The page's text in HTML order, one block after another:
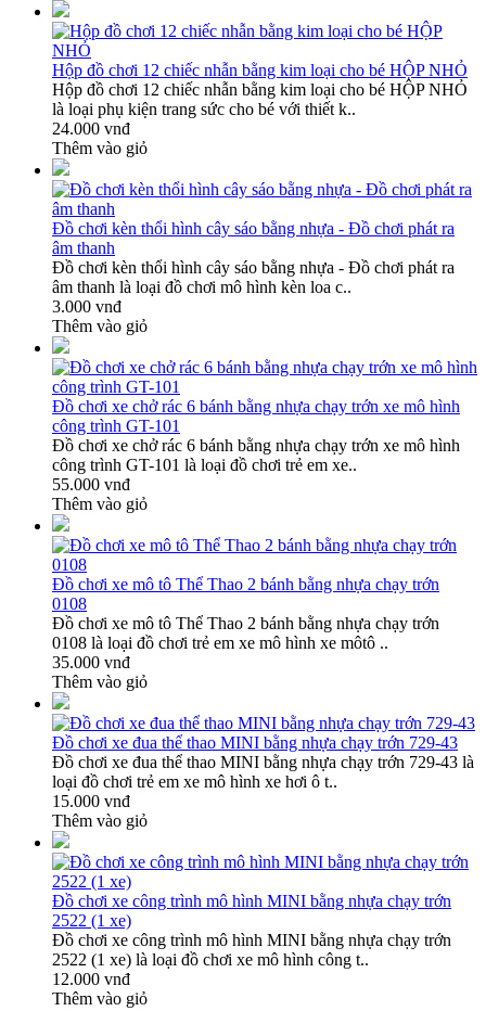
Hộp đồ chơi 12 chiếc nhẫn bằng kim loại cho bé HỘP NHỎ
Hộp đồ chơi 12 chiếc nhẫn bằng kim loại cho bé HỘP NHỎ
là loại phụ kiện trang sức cho bé với thiết k..
24.000 vnđ
Thêm vào giỏ
Đồ chơi kèn thổi hình cây sáo bằng nhựa - Đồ chơi phát ra
âm thanh
Đồ chơi kèn thổi hình cây sáo bằng nhựa - Đồ chơi phát ra
âm thanh là loại đồ chơi mô hình kèn loa c..
3.000 vnđ
Thêm vào giỏ
Đồ chơi xe chở rác 6 bánh bằng nhựa chạy trớn xe mô hình
công trình GT-101
Đồ chơi xe chở rác 6 bánh bằng nhựa chạy trớn xe mô hình
công trình GT-101 là loại đồ chơi trẻ em xe..
55.000 vnđ
Thêm vào giỏ
Đồ chơi xe mô tô Thể Thao 2 bánh bằng nhựa chạy trớn
0108
Đồ chơi xe mô tô Thể Thao 2 bánh bằng nhựa chạy trớn
0108 là loại đồ chơi trẻ em xe mô hình xe môtô ..
35.000 vnđ
Thêm vào giỏ
Đồ chơi xe đua thể thao MINI bằng nhựa chạy trớn 729-43
Đồ chơi xe đua thể thao MINI bằng nhựa chạy trớn 729-43 là
loại đồ chơi trẻ em xe mô hình xe hơi ô t..
15.000 vnđ
Thêm vào giỏ
Đồ chơi xe công trình mô hình MINI bằng nhựa chạy trớn
2522 (1 xe)
Đồ chơi xe công trình mô hình MINI bằng nhựa chạy trớn
2522 (1 xe) là loại đồ chơi xe mô hình công t..
12.000 vnđ
Thêm vào giỏ